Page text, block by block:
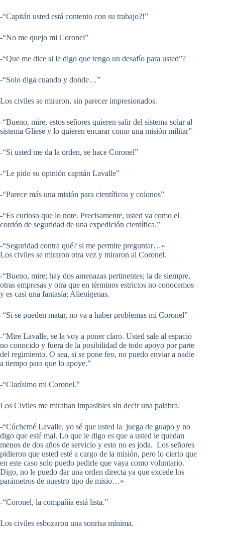
-“Capitán usted está contento con su trabajo?!”
-“No me quejo mi Coronel”
-“Que me dice si le digo que tengo un desafío para usted”?
-“Solo diga cuando y donde…”
Los civiles se miraron, sin parecer impresionados.
-“Bueno, mire, estos señores quieren salir del sistema solar al
sistema Gliese y lo quieren encarar como una misión militar”
-“Si usted me da la orden, se hace Coronel”
-“Le pido su opinión capitán Lavalle”
-“Parece más una misión para científicos y colonos”
-“Es curioso que lo note. Precisamente, usted va como el
cordón de seguridad de una expedición científica.”
-“Seguridad contra qué? si me permite preguntar…»
Los civiles se miraron otra vez y miraron al Coronel.
-“Bueno, mire; hay dos amenazas pertinentes; la de siempre,
otras empresas y otra que en términos estrictos no conocemos
y es casi una fantasía; Alienígenas.
-“Si se pueden matar, no va a haber problemas mi Coronel”
-“Mire Lavalle, se la voy a poner claro. Usted sale al espacio
no conocido y fuera de la posibilidad de todo apoyo por parte
del regimiento. O sea, si se pone feo, no puedo enviar a nadie
a tiempo para que lo apoye.”
-“Clarísimo mi Coronel.”
Los Civiles me miraban impasibles sin decir una palabra.
-“Cúchemé Lavalle, yo sé que usted la juega de guapo y no
digo que esté mal. Lo que le digo es que a usted le quedan
menos de dos años de servicio y esto no es joda. Los señores
pidieron que usted esté a cargo de la misión, pero lo cierto que
en este caso solo puedo pedirle que vaya como voluntario.
Digo, no le puedo dar una orden directa ya que excede los
parámetros de nuestro tipo de misio…»
-“Coronel, la compañía está lista.”
Los civiles esbozaron una sonrisa mínima.